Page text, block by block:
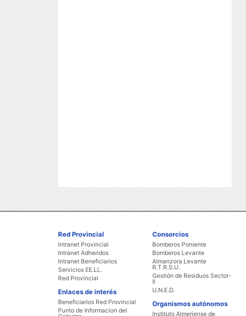
Red Provincial
Intranet Provincial
Intranet Adheridos
Intranet Beneficiarios
Servicios EE.LL.
Red Provincial
Enlaces de interés
Beneficiarios Red Provincial
Punto de Informacion del
Consorcios
Bomberos Poniente
Bomberos Levante
Almanzora Levante
R.T.R.S.U.
Gestión de Residuos Sector-
II
U.N.E.D.
Organismos autónomos
Instituto Almeriense de